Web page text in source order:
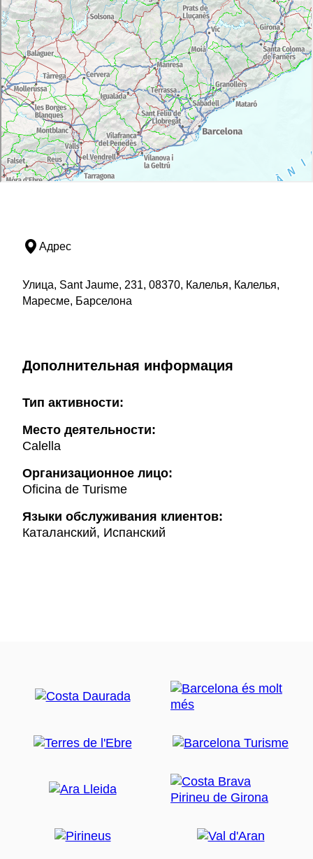
ПАРК ДАЛМАУ (PARQUE DALMAU): островок
живой природы в самом центре города.
http://www.calella.cat/turisme/Parc_Dalmau
WATER SPORTS CENTRE:
www.watersportscentre.com
PEQUELANDIA:
www.facebook.com/pequelandiacalella
BOWLING GOLF: www.bowling-golf.cat
Адрес
Улица, Sant Jaume, 231, 08370, Калелья, Калелья,
Маресме, Барселона
Дополнительная информация
Тип активности:
Mесто деятельности:
Calella
Организационное лицо:
Oficina de Turisme
Языки обслуживания клиентов:
Каталанский, Испанский